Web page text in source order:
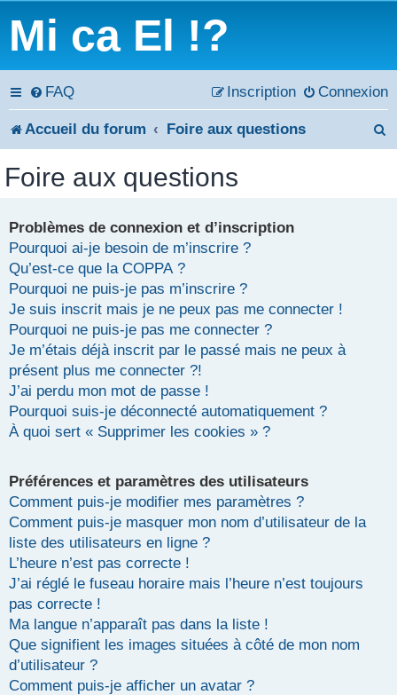
Mi ca El !?
FAQ Connexion
Inscription
Accueil du forum Foire aux questions
Foire aux questions
Problèmes de connexion et d’inscription
Pourquoi ai-je besoin de m’inscrire ?
Qu’est-ce que la COPPA ?
Pourquoi ne puis-je pas m’inscrire ?
Je suis inscrit mais je ne peux pas me connecter !
Pourquoi ne puis-je pas me connecter ?
Je m’étais déjà inscrit par le passé mais ne peux à
présent plus me connecter ?!
J’ai perdu mon mot de passe !
Pourquoi suis-je déconnecté automatiquement ?
À quoi sert « Supprimer les cookies » ?
Préférences et paramètres des utilisateurs
Comment puis-je modifier mes paramètres ?
Comment puis-je masquer mon nom d’utilisateur de la
liste des utilisateurs en ligne ?
L’heure n’est pas correcte !
J’ai réglé le fuseau horaire mais l’heure n’est toujours
pas correcte !
Ma langue n’apparaît pas dans la liste !
Que signifient les images situées à côté de mon nom
d’utilisateur ?
Comment puis-je afficher un avatar ?